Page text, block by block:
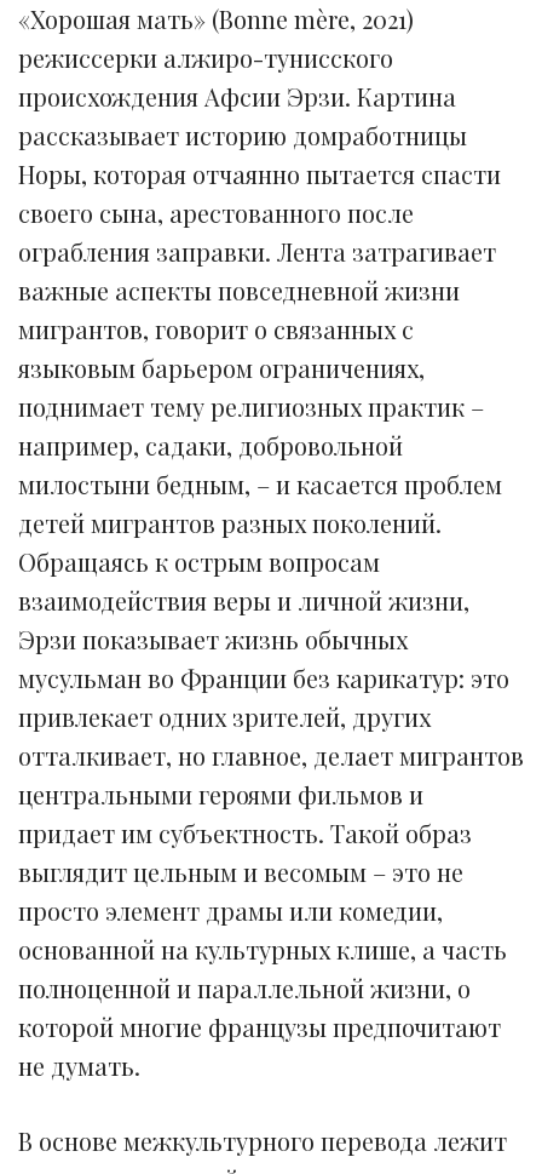
«Хорошая мать» (Bonne mère, 2021)
режиссерки алжиро-тунисского
происхождения Афсии Эрзи. Картина
рассказывает историю домработницы
Норы, которая отчаянно пытается спасти
своего сына, арестованного после
ограбления заправки. Лента затрагивает
важные аспекты повседневной жизни
мигрантов, говорит о связанных с
языковым барьером ограничениях,
поднимает тему религиозных практик –
например, садаки, добровольной
милостыни бедным, – и касается проблем
детей мигрантов разных поколений.
Обращаясь к острым вопросам
взаимодействия веры и личной жизни,
Эрзи показывает жизнь обычных
мусульман во Франции без карикатур: это
привлекает одних зрителей, других
отталкивает, но главное, делает мигрантов
центральными героями фильмов и
придает им субъектность. Такой образ
выглядит цельным и весомым – это не
просто элемент драмы или комедии,
основанной на культурных клише, а часть
полноценной и параллельной жизни, о
которой многие французы предпочитают
не думать.
В основе межкультурного перевода лежит